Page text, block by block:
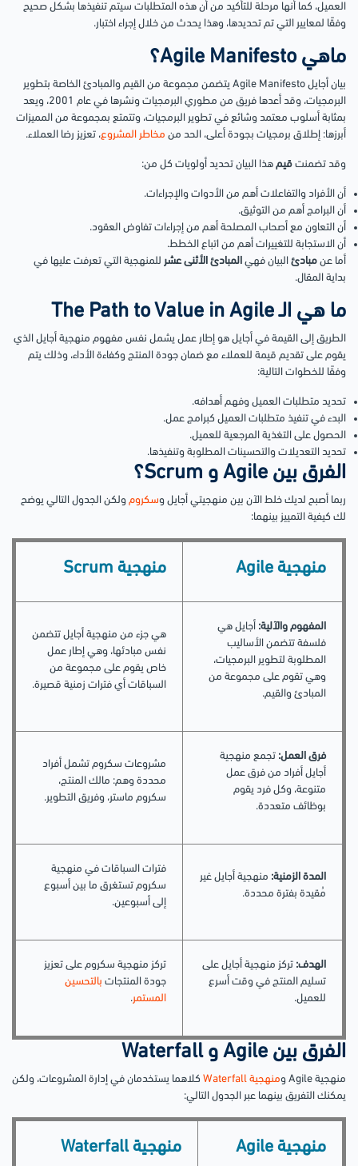
العميل، كما أنها مرحلة للتأكيد من أن هذه المتطلبات سيتم تنفيذها بشكل صحيح
وفقًا لمعايير التي تم تحديدها، وهذا يحدث من خلال إجراء اختبار.
ماهي Agile Manifesto؟
بيان أجايل Agile Manifesto يتضمن مجموعة من القيم والمبادئ الخاصة بتطوير
البرمجيات، وقد أعدها فريق من مطوري البرمجيات ونشرها في عام 2001، ويعد
بمثابة أسلوب معتمد وشائع في تطوير البرمجيات، وتتمتع بمجموعة من المميزات
أبرزها: إطلاق برمجيات بجودة أعلى، الحد من مخاطر المشروع، تعزيز رضا العملاء.
وقد تضمنت قيم هذا البيان تحديد أولويات كل من:
أن الأفراد والتفاعلات أهم من الأدوات والإجراءات.
أن البرامج أهم من التوثيق.
أن التعاون مع أصحاب المصلحة أهم من إجراءات تفاوض العقود.
أن الاستجابة للتغييرات أهم من اتباع الخطط.
أما عن مبادئ البيان فهي المبادئ الأثنى عشر للمنهجية التي تعرفت عليها في
بداية المقال.
ما هي الـ The Path to Value in Agile
الطريق إلى القيمة في أجايل هو إطار عمل يشمل نفس مفهوم منهجية أجايل الذي
يقوم على تقديم قيمة للعملاء مع ضمان جودة المنتج وكفاءة الأداء، وذلك يتم
وفقًا للخطوات التالية:
تحديد متطلبات العميل وفهم أهدافه.
البدء في تنفيذ متطلبات العميل كبرامج عمل.
الحصول على التغذية المرجعية للعميل.
تحديد التعديلات والتحسينات المطلوبة وتنفيذها.
الفرق بين Agile و Scrum؟
ربما أصبح لديك خلط الآن بين منهجيتي أجايل وسكروم ولكن الجدول التالي يوضح
لك كيفية التمييز بينهما:
منهجية Agile منهجية Scrum
المفهوم والآلية: أجايل هي
فلسفة تتضمن الأساليب
المطلوبة لتطوير البرمجيات،
وهي تقوم على مجموعة من
المبادئ والقيم.
هي جزء من منهجية أجايل تتضمن
نفس مبادئها، وهي إطار عمل
خاص يقوم على مجموعة من
السباقات أي فترات زمنية قصيرة.
فرق العمل: تجمع منهجية
أجايل أفراد من فرق عمل
متنوعة، وكل فرد يقوم
بوظائف متعددة.
مشروعات سكروم تشمل أفراد
محددة وهم: مالك المنتج،
سكروم ماستر، وفريق التطوير.
المدة الزمنية: منهجية أجايل غير
مُقيدة بفترة محددة.
فترات السباقات في منهجية
سكروم تستغرق ما بين أسبوع
إلى أسبوعين.
الهدف: تركز منهجية أجايل على
تسليم المنتج في وقت أسرع
للعميل.
تركز منهجية سكروم على تعزيز
جودة المنتجات بالتحسين
المستمر.
الفرق بين Agile و Waterfall
منهجية Agile و منهجية Waterfall
كلاهما يستخدمان في إدارة المشروعات، ولكن
يمكنك التفريق بينهما عبر الجدول التالي:
منهجية Agile منهجية Waterfall